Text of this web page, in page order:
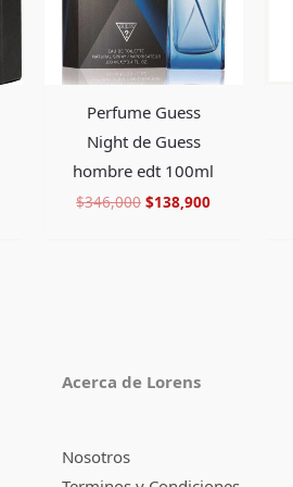
Perfume Guess
Night de Guess
hombre edt 100ml
$346,000 $138,900
Acerca de Lorens
Nosotros